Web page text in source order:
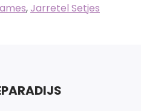
,Jarretel Setjes